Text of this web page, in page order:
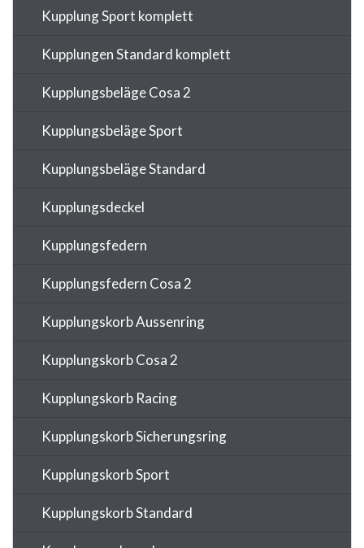
Kupplung Sport komplett
Kupplungen Standard komplett
Kupplungsbeläge Cosa 2
Kupplungsbeläge Sport
Kupplungsbeläge Standard
Kupplungsdeckel
Kupplungsfedern
Kupplungsfedern Cosa 2
Kupplungskorb Aussenring
Kupplungskorb Cosa 2
Kupplungskorb Racing
Kupplungskorb Sicherungsring
Kupplungskorb Sport
Kupplungskorb Standard